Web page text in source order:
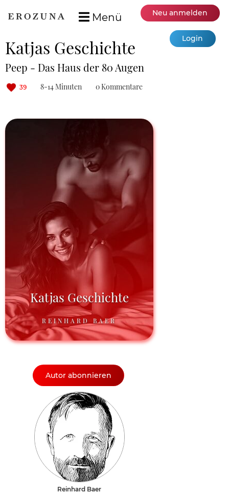
Menü Neu anmelden
Login
Katjas Geschichte
Peep - Das Haus der 80 Augen
39 8-14 Minuten 0 Kommentare
Katjas Geschichte
REINHARD BAER
Autor abonnieren
Reinhard Baer